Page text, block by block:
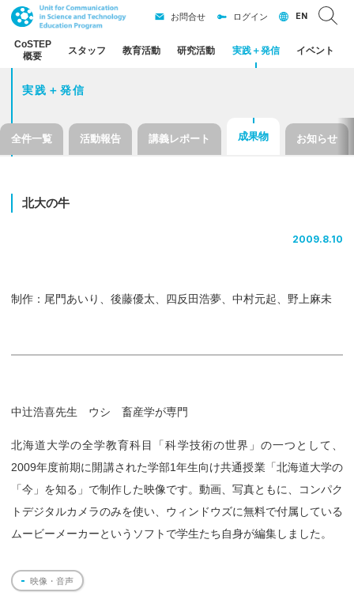
CoSTEP
概要
スタッフ 教育活動 研究活動 実践＋発信 イベント
お問合せ ログイン EN
実践＋発信
全件一覧 活動報告 講義レポート 成果物 お知らせ
北大の牛
2009.8.10
制作：尾門あいり、後藤優太、四反田浩夢、中村元起、野上麻未
中辻浩喜先生 ウシ 畜産学が専門
北海道大学の全学教育科目「科学技術の世界」の一つとして、
2009年度前期に開講された学部1年生向け共通授業「北海道大学の
「今」を知る」で制作した映像です。動画、写真ともに、コンパク
トデジタルカメラのみを使い、ウィンドウズに無料で付属している
ムービーメーカーというソフトで学生たち自身が編集しました。
映像・音声